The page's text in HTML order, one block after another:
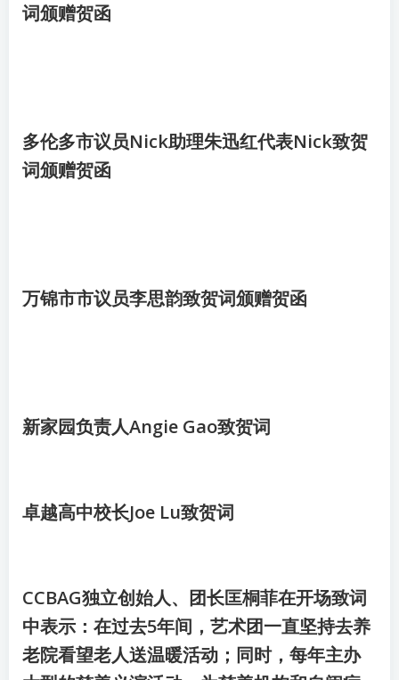
词颁赠贺函
多伦多市议员Nick助理朱迅红代表Nick致贺
词颁赠贺函
万锦市市议员李思韵致贺词颁赠贺函
新家园负责人Angie Gao致贺词
卓越高中校长Joe Lu致贺词
CCBAG独立创始人、团长匡桐菲在开场致词
中表示：在过去5年间，艺术团一直坚持去养
老院看望老人送温暖活动；同时，每年主办